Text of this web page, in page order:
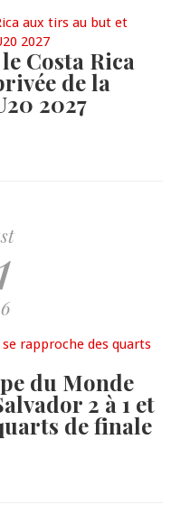
Costa Rica
de la
2027
du Monde
2 à 1 et
de finale